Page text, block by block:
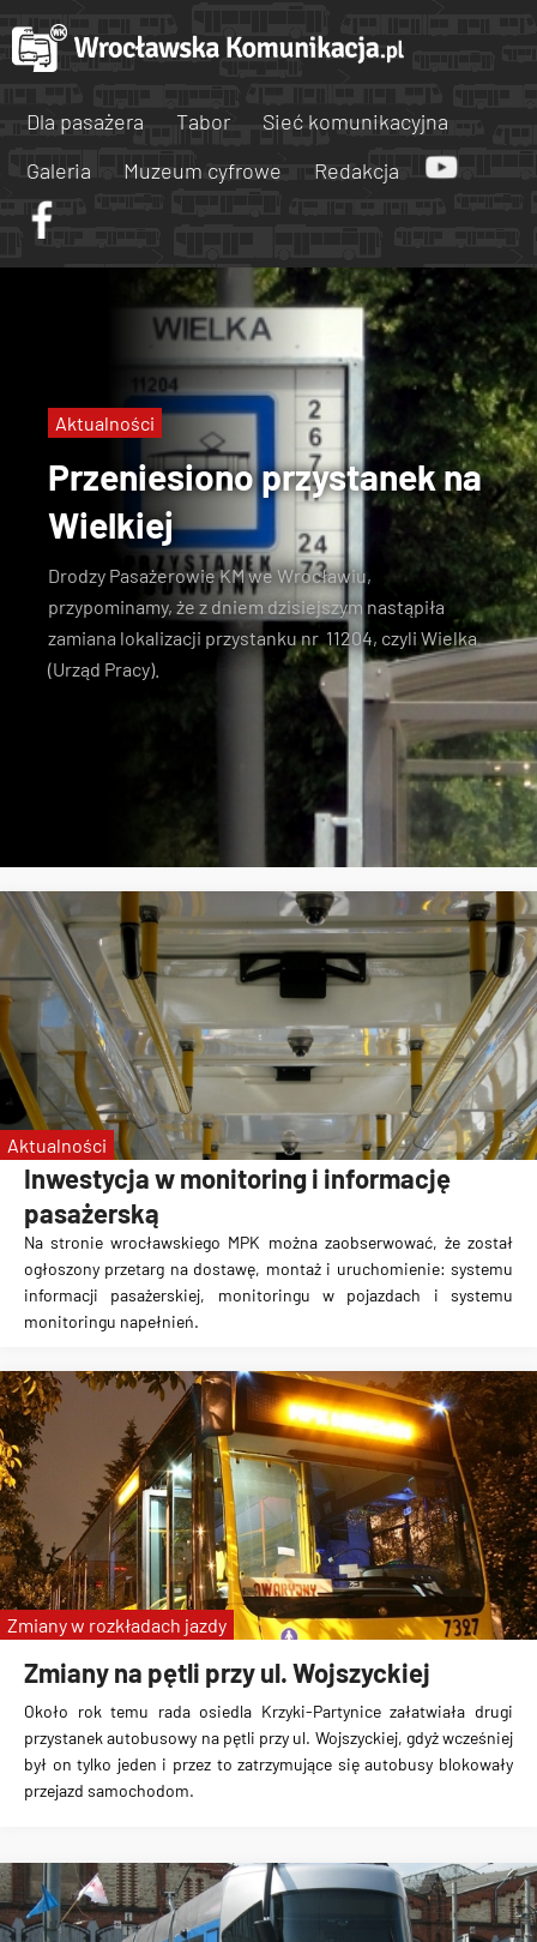
Dla pasażera Tabor
Sieć komunikacyjna
Galeria
Muzeum cyfrowe Redakcja
Przeniesiono przystanek na
Wielkiej
Drodzy Pasażerowie KM we Wrocławiu,
przypominamy, że z dniem dzisiejszym nastąpiła
zamiana lokalizacji przystanku nr 11204, czyli Wielka
(Urząd Pracy).
Aktualności
Inwestycja w monitoring i informację
pasażerską
Na stronie wrocławskiego MPK można zaobserwować, że został
ogłoszony przetarg na dostawę, montaż i uruchomienie: systemu
informacji pasażerskiej, monitoringu w pojazdach i systemu
monitoringu napełnień.
Aktualności
Zmiany na pętli przy ul. Wojszyckiej
Około rok temu rada osiedla Krzyki-Partynice załatwiała drugi
przystanek autobusowy na pętli przy ul. Wojszyckiej, gdyż wcześniej
był on tylko jeden i przez to zatrzymujące się autobusy blokowały
przejazd samochodom.
Zmiany w rozkładach jazdy